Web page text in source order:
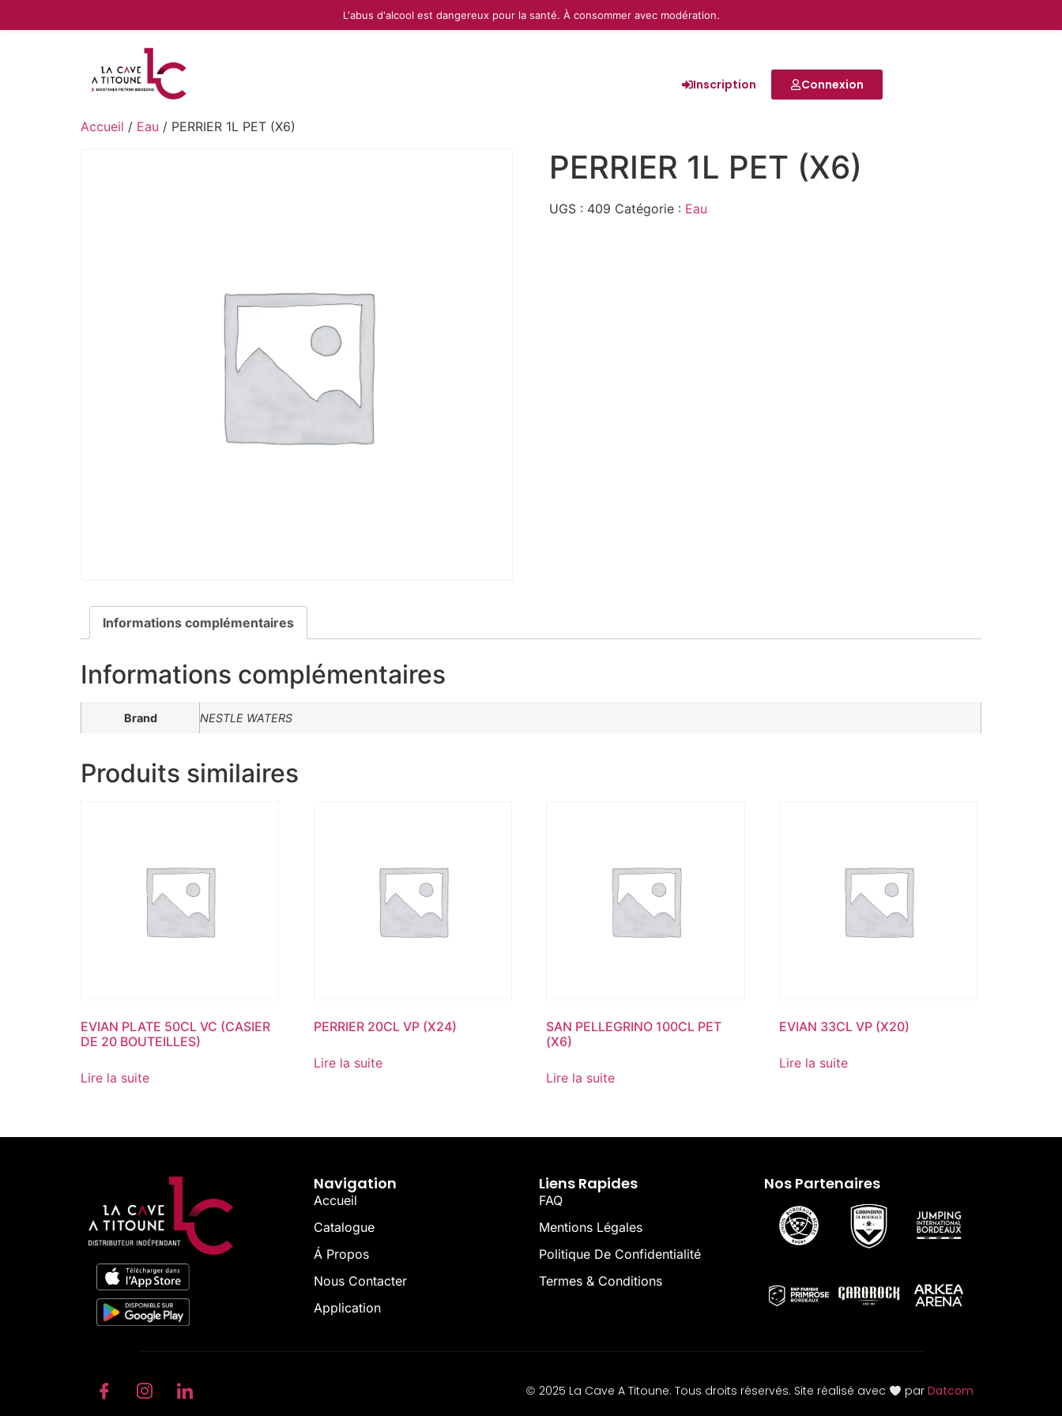
Inscription Connexion
Accueil / Eau / PERRIER 1L PET (X6)
PERRIER 1L PET (X6)
UGS : 409 Catégorie : Eau
Informations complémentaires
Informations complémentaires
Brand NESTLE WATERS
Produits similaires
EVIAN PLATE 50CL VC (CASIER
DE 20 BOUTEILLES)
Lire la suite
PERRIER 20CL VP (X24)
Lire la suite
SAN PELLEGRINO 100CL PET
(X6)
Lire la suite
EVIAN 33CL VP (X20)
Lire la suite
Navigation
Accueil
Catalogue
Á Propos
Nous Contacter
Application
Liens Rapides
FAQ
Mentions Légales
Politique De Confidentialité
Termes & Conditions
Nos Partenaires
© 2025 La Cave A Titoune. Tous droits réservés. Site réalisé avec par Datcom
L'abus d'alcool est dangereux pour la santé. À consommer avec modération.